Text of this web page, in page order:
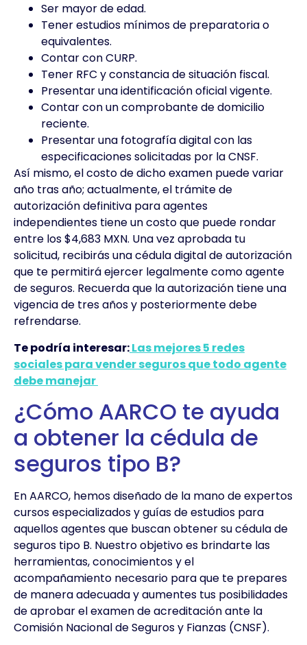
Ser mayor de edad.
Tener estudios mínimos de preparatoria o
equivalentes.
Contar con CURP.
Tener RFC y constancia de situación fiscal.
Presentar una identificación oficial vigente.
Contar con un comprobante de domicilio
reciente.
Presentar una fotografía digital con las
especificaciones solicitadas por la CNSF.
Así mismo, el costo de dicho examen puede variar
año tras año; actualmente, el trámite de
autorización definitiva para agentes
independientes tiene un costo que puede rondar
entre los $4,683 MXN. Una vez aprobada tu
solicitud, recibirás una cédula digital de autorización
que te permitirá ejercer legalmente como agente
de seguros. Recuerda que la autorización tiene una
vigencia de tres años y posteriormente debe
refrendarse.
Te podría interesar:Las mejores 5 redes
sociales para vender seguros que todo agente
debe manejar
¿Cómo AARCO te ayuda
a obtener la cédula de
seguros tipo B?
En AARCO, hemos diseñado de la mano de expertos
cursos especializados y guías de estudios para
aquellos agentes que buscan obtener su cédula de
seguros tipo B. Nuestro objetivo es brindarte las
herramientas, conocimientos y el
acompañamiento necesario para que te prepares
de manera adecuada y aumentes tus posibilidades
de aprobar el examen de acreditación ante la
Comisión Nacional de Seguros y Fianzas (CNSF).